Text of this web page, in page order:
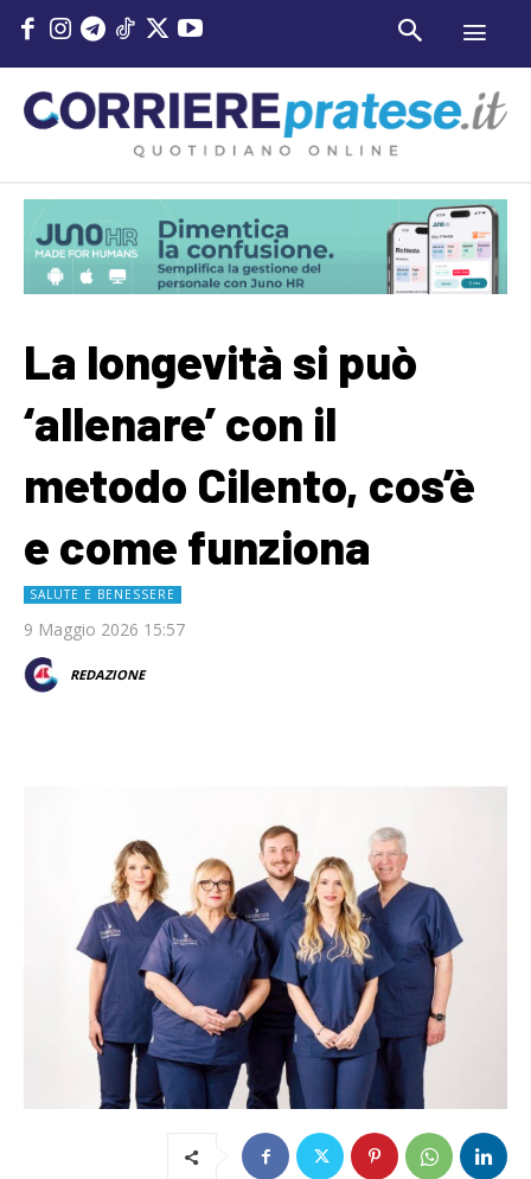
La longevità si può
‘allenare’ con il
metodo Cilento, cos’è
e come funziona
SALUTE E BENESSERE
9 Maggio 2026 15:57
REDAZIONE